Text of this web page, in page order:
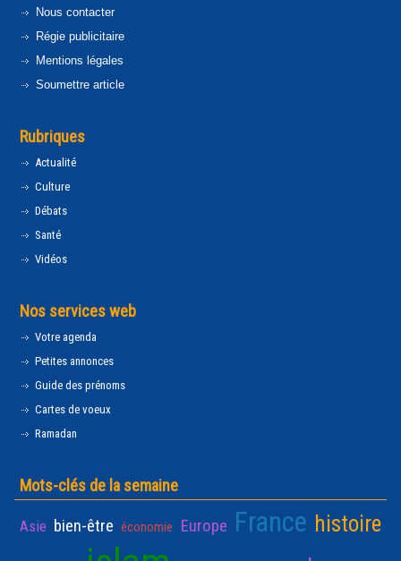
Nous contacter
Régie publicitaire
Mentions légales
Soumettre article
Rubriques
Actualité
Culture
Débats
Santé
Vidéos
Nos services web
Votre agenda
Petites annonces
Guide des prénoms
Cartes de voeux
Ramadan
Mots-clés de la semaine
Asie bien-être économie Europe France histoire